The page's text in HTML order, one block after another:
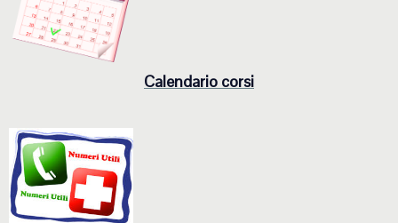
Calendario corsi